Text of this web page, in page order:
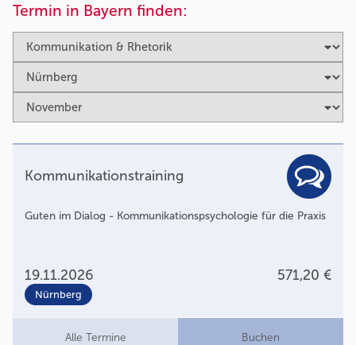
Termin in Bayern finden:
Kommunikationstraining
Guten im Dialog - Kommunikationspsychologie für die Praxis
19.11.2026 571,20 €
Nürnberg
Alle Termine Buchen